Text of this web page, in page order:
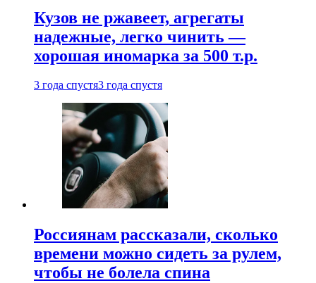
Кузов не ржавеет, агрегаты
надежные, легко чинить —
хорошая иномарка за 500 т.р.
3 года спустя3 года спустя
Россиянам рассказали, сколько
времени можно сидеть за рулем,
чтобы не болела спина